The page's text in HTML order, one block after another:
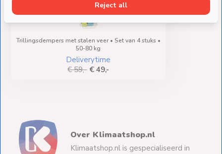
Trillingsdempers met stalen veer • Set van 4 stuks •
50-80 kg
Deliverytime
€ 59,- € 49,-
Over Klimaatshop.nl
Klimaatshop.nl is gespecialiseerd in
Reject all